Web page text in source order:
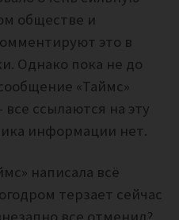
обществе и
это в
Однако пока не до
«Таймс»
ссылаются на эту
информации нет.
написала всё
терзает сейчас